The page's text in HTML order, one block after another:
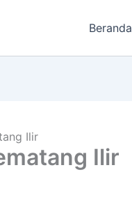
Beranda
Ilir
Ilir